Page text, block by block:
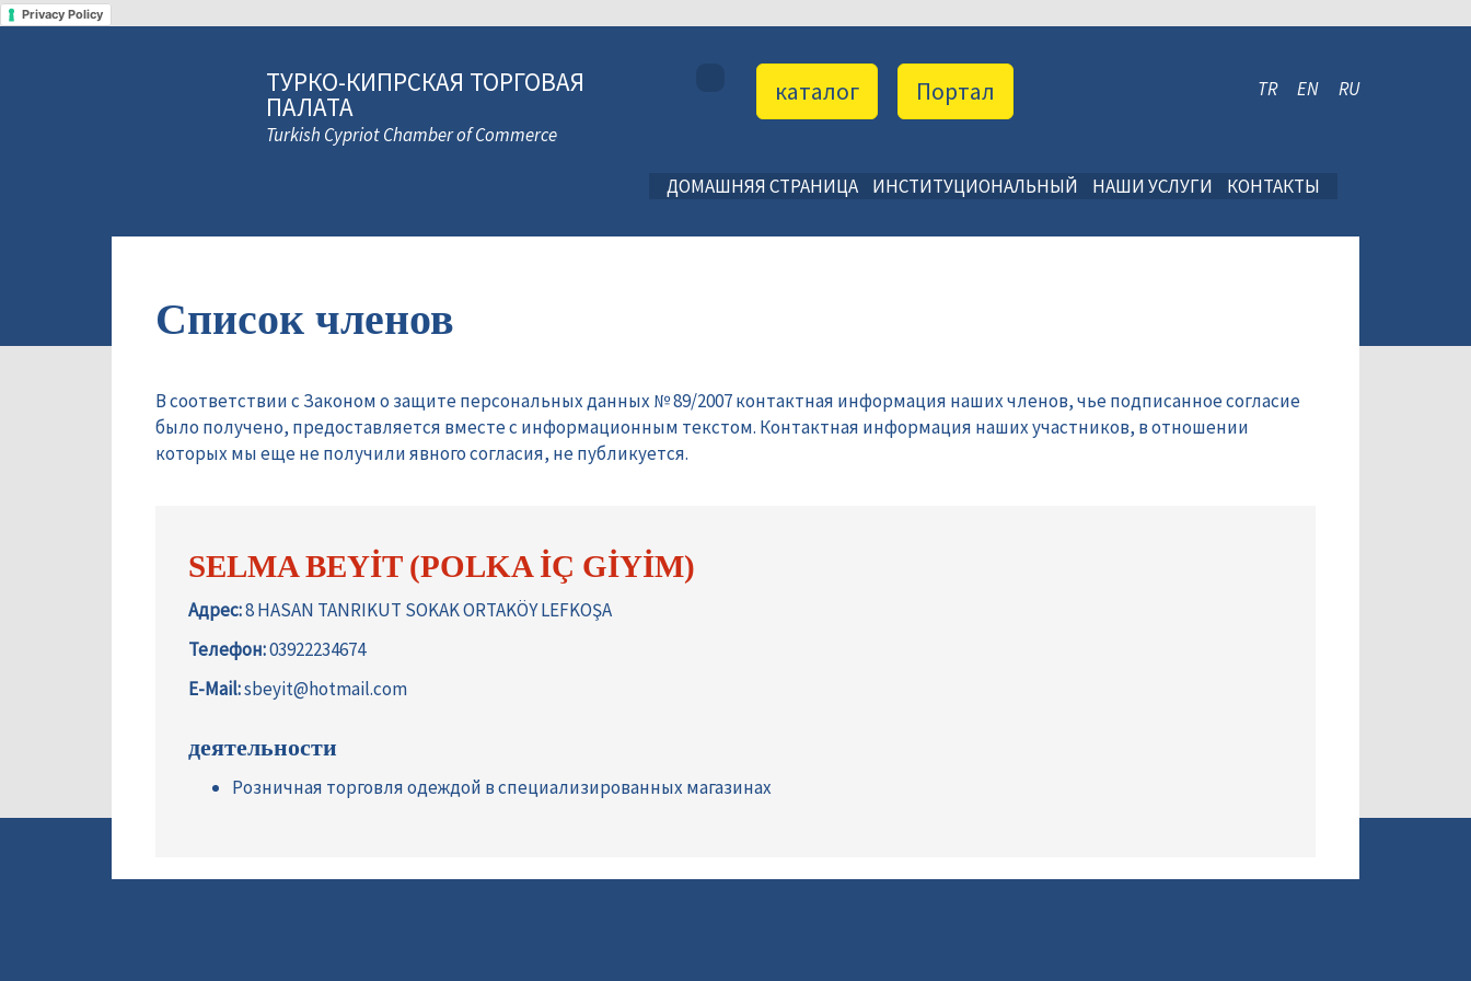
Privacy Policy
ТУРКО-КИПРСКАЯ ТОРГОВАЯ
ПАЛАТА
Turkish Cypriot Chamber of Commerce
TR EN RU
Портал
каталог
ДОМАШНЯЯ СТРАНИЦА ИНСТИТУЦИОНАЛЬНЫЙ НАШИ УСЛУГИ КОНТАКТЫ
Список членов
В соответствии с Законом о защите персональных данных № 89/2007 контактная информация наших членов, чье подписанное согласие
было получено, предоставляется вместе с информационным текстом. Контактная информация наших участников, в отношении
которых мы еще не получили явного согласия, не публикуется.
SELMA BEYİT (POLKA İÇ GİYİM)
Адрес:8 HASAN TANRIKUT SOKAK ORTAKÖY LEFKOŞA
Телефон:03922234674
E-Mail:sbeyit@hotmail.com
деятельности
Розничная торговля одеждой в специализированных магазинах